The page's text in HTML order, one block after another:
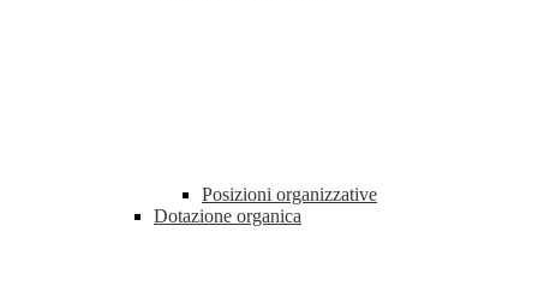
Posizioni organizzative
Dotazione organica